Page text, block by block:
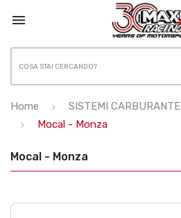

Home SISTEMI CARBURANTE
Mocal - Monza
Mocal - Monza